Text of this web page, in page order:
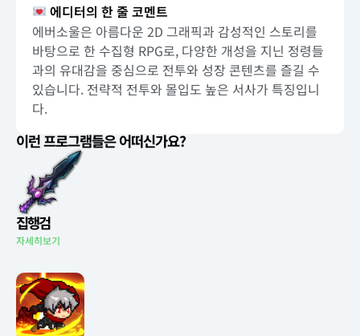
에디터의 한 줄 코멘트
에버소울은 아름다운 2D 그래픽과 감성적인 스토리를
바탕으로 한 수집형 RPG로, 다양한 개성을 지닌 정령들
과의 유대감을 중심으로 전투와 성장 콘텐츠를 즐길 수
있습니다. 전략적 전투와 몰입도 높은 서사가 특징입니
다.
이런 프로그램들은 어떠신가요?
집행검
자세히보기